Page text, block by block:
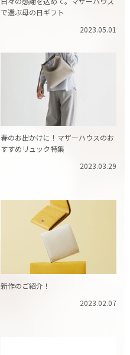
で選ぶ母の日ギフト
2023.05.01
春のお出かけに！マザーハウスのお
すすめリュック特集
2023.03.29
新作のご紹介！
2023.02.07